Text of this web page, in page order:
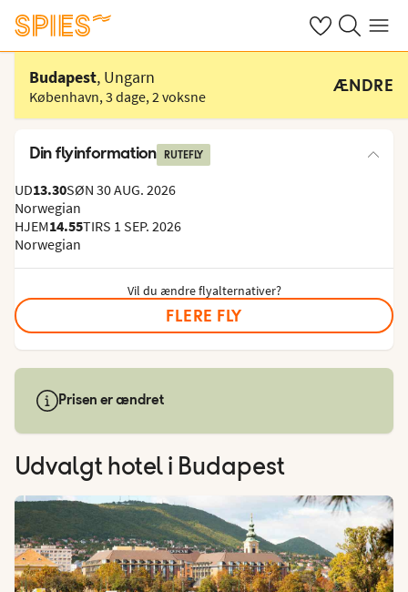
Se dine gemte
Søg påMenu
Vælg hotel
Budapest, Ungarn
København,3 dage,2 voksne
ÆNDRE
Din flyinformation RUTEFLY
UD13.30SØN 30 AUG. 2026
Norwegian
HJEM14.55TIRS 1 SEP. 2026
Norwegian
Vil du ændre flyalternativer?
FLERE FLY
Prisen er ændret
Udvalgt hotel i Budapest